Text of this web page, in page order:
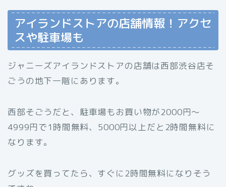
アイランドストアの店舗情報！アクセ
スや駐車場も
ジャニーズアイランドストアの店舗は西部渋谷店そ
ごうの地下一階にあります。
西部そごうだと、駐車場もお買い物が2000円～
4999円で1時間無料、5000円以上だと2時間無料に
なります。
グッズを買ってたら、すぐに2時間無料になりそう